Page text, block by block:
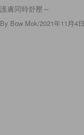
護膚同時舒壓～
By Bow Mok/2021年11月4日